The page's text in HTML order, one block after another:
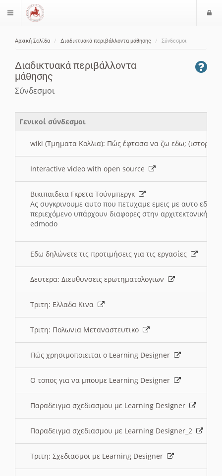
$langMenu
Αρχική Σελίδα Διαδικτυακά περιβάλλοντα μάθησης Σύνδεσμοι
Διαδικτυακά περιβάλλοντα
μάθησης
Σύνδεσμοι
Γενικοί σύνδεσμοι
wiki (Τμηματα Κολλια): Πώς έφτασα να ζω εδω; (ιστορια)
Interactive video with open source
Βικιπαιδεια Γκρετα Τούνμπεργκ
Ας συγκρινουμε αυτο που πετυχαμε εμεις με αυτο εδω
περιεχόμενο υπάρχουν διαφορες στην αρχιτεκτονική
edmodo
Εδω δηλώνετε τις προτιμήσεις για τις εργασίες
Δευτερα: Διευθυνσεις ερωτηματολογιων
Τριτη: Ελλαδα Κινα
Τριτη: Πολωνια Μεταναστευτικο
Πώς χρησιμοποιειται ο Learning Designer
O τοπος για να μπουμε Learning Designer
Παραδειγμα σχεδιασμου με Learning Designer
Παραδειγμα σχεδιασμου με Learning Designer_2
Τριτη: Σχεδιασμοι με Learning Designer